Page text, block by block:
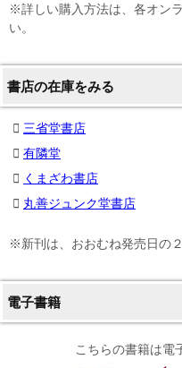
※詳しい購入方法は、各オン
い。
書店の在庫をみる
三省堂書店
有隣堂
くまざわ書店
丸善ジュンク堂書店
※新刊は、おおむね発売日の
電子書籍
こちらの書籍は電